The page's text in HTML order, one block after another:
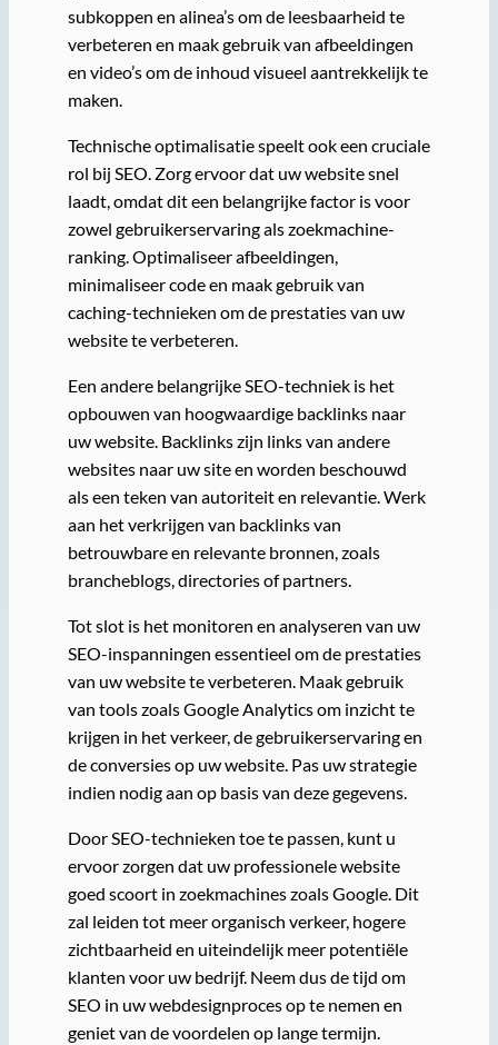
subkoppen en alinea’s om de leesbaarheid te
verbeteren en maak gebruik van afbeeldingen
en video’s om de inhoud visueel aantrekkelijk te
maken.
Technische optimalisatie speelt ook een cruciale
rol bij SEO. Zorg ervoor dat uw website snel
laadt, omdat dit een belangrijke factor is voor
zowel gebruikerservaring als zoekmachine-
ranking. Optimaliseer afbeeldingen,
minimaliseer code en maak gebruik van
caching-technieken om de prestaties van uw
website te verbeteren.
Een andere belangrijke SEO-techniek is het
opbouwen van hoogwaardige backlinks naar
uw website. Backlinks zijn links van andere
websites naar uw site en worden beschouwd
als een teken van autoriteit en relevantie. Werk
aan het verkrijgen van backlinks van
betrouwbare en relevante bronnen, zoals
brancheblogs, directories of partners.
Tot slot is het monitoren en analyseren van uw
SEO-inspanningen essentieel om de prestaties
van uw website te verbeteren. Maak gebruik
van tools zoals Google Analytics om inzicht te
krijgen in het verkeer, de gebruikerservaring en
de conversies op uw website. Pas uw strategie
indien nodig aan op basis van deze gegevens.
Door SEO-technieken toe te passen, kunt u
ervoor zorgen dat uw professionele website
goed scoort in zoekmachines zoals Google. Dit
zal leiden tot meer organisch verkeer, hogere
zichtbaarheid en uiteindelijk meer potentiële
klanten voor uw bedrijf. Neem dus de tijd om
SEO in uw webdesignproces op te nemen en
geniet van de voordelen op lange termijn.